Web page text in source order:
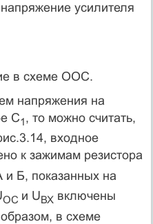
усилителя
в схеме ООС.
напряжения на
С1, то можно считать,
входное
к зажимам резистора
и Б, показанных на
ОС и UВХвключены
в схеме